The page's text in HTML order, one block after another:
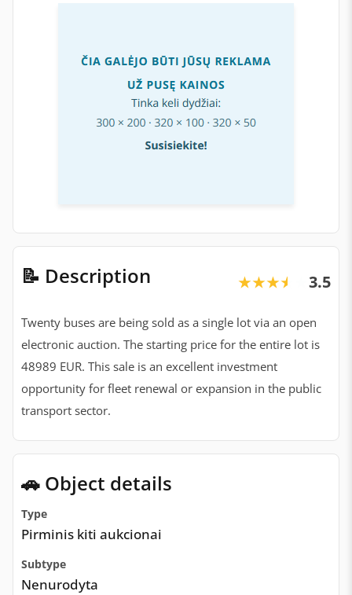
📝 Description ★★★★★
★★★★★ 3.5
Twenty buses are being sold as a single lot via an open
electronic auction. The starting price for the entire lot is
48989 EUR. This sale is an excellent investment
opportunity for fleet renewal or expansion in the public
transport sector.
🚗 Object details
Type
Pirminis kiti aukcionai
Subtype
Nenurodyta